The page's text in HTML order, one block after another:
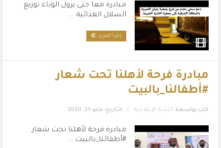
مبادرة معا حتى يزول الوباء توزيع
السلال الغذائية ...
إقرأ المزيد
مبادرة فرحة لأهلنا تحت شعار
#أطفالنا_بالبيت
كتب بواسطة اللجنة الإعلامية التاريخ: مايو 23, 2020
مبادرة فرحة لأهلنا تحت شعار
#أطفالنا_بالبيت ...